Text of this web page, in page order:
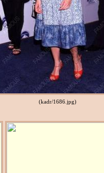
(kadr/1686.jpg)